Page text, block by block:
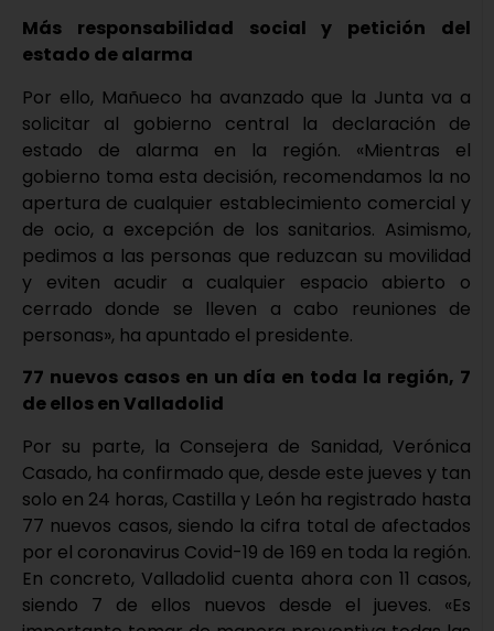
Más responsabilidad social y petición del
estado de alarma
Por ello, Mañueco ha avanzado que la Junta va a
solicitar al gobierno central la declaración de
estado de alarma en la región. «Mientras el
gobierno toma esta decisión, recomendamos la no
apertura de cualquier establecimiento comercial y
de ocio, a excepción de los sanitarios. Asimismo,
pedimos a las personas que reduzcan su movilidad
y eviten acudir a cualquier espacio abierto o
cerrado donde se lleven a cabo reuniones de
personas», ha apuntado el presidente.
77 nuevos casos en un día en toda la región, 7
de ellos en Valladolid
Por su parte, la Consejera de Sanidad, Verónica
Casado, ha confirmado que, desde este jueves y tan
solo en 24 horas, Castilla y León ha registrado hasta
77 nuevos casos, siendo la cifra total de afectados
por el coronavirus Covid-19 de 169 en toda la región.
En concreto, Valladolid cuenta ahora con 11 casos,
siendo 7 de ellos nuevos desde el jueves. «Es